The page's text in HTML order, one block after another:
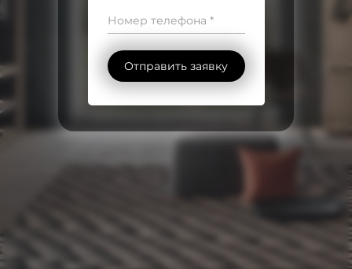
Номер телефона *
Отправить заявку